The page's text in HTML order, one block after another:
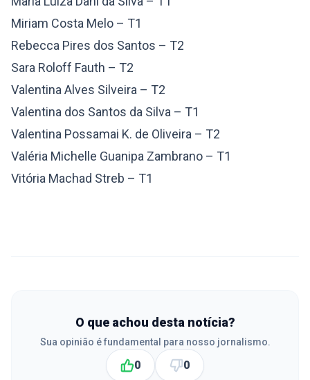
Miriam Costa Melo – T1
Rebecca Pires dos Santos – T2
Sara Roloff Fauth – T2
Valentina Alves Silveira – T2
Valentina dos Santos da Silva – T1
Valentina Possamai K. de Oliveira – T2
Valéria Michelle Guanipa Zambrano – T1
Vitória Machad Streb – T1
O que achou desta notícia?
Sua opinião é fundamental para nosso jornalismo.
0 0